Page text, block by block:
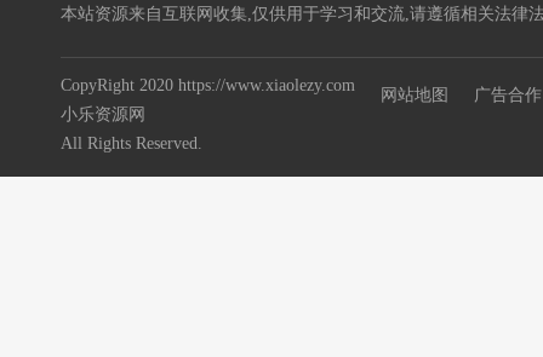
本站资源来自互联网收集,仅供用于学习和交流,请遵循相关法
CopyRight 2020 https://www.xiaolezy.com
小乐资源网
All Rights Reserved.
网站地图 广告合作